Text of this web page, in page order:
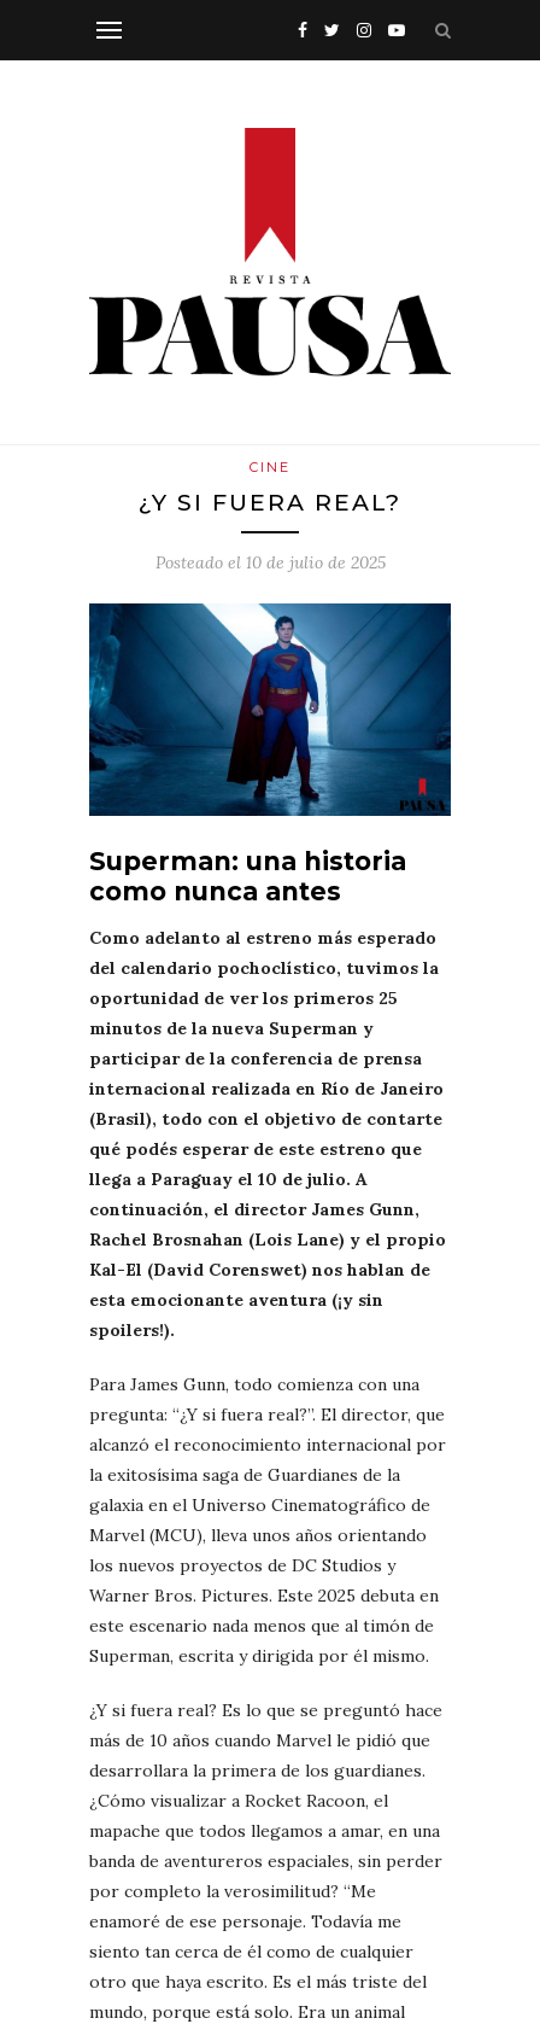
CINE
¿Y SI FUERA REAL?
Posteado el 10 de julio de 2025
Superman: una historia
como nunca antes
Como adelanto al estreno más esperado
del calendario pochoclístico, tuvimos la
oportunidad de ver los primeros 25
minutos de la nueva Superman y
participar de la conferencia de prensa
internacional realizada en Río de Janeiro
(Brasil), todo con el objetivo de contarte
qué podés esperar de este estreno que
llega a Paraguay el 10 de julio. A
continuación, el director James Gunn,
Rachel Brosnahan (Lois Lane) y el propio
Kal-El (David Corenswet) nos hablan de
esta emocionante aventura (¡y sin
spoilers!).
Para James Gunn, todo comienza con una
pregunta: “¿Y si fuera real?”. El director, que
alcanzó el reconocimiento internacional por
la exitosísima saga de Guardianes de la
galaxia en el Universo Cinematográfico de
Marvel (MCU), lleva unos años orientando
los nuevos proyectos de DC Studios y
Warner Bros. Pictures. Este 2025 debuta en
este escenario nada menos que al timón de
Superman, escrita y dirigida por él mismo.
¿Y si fuera real? Es lo que se preguntó hace
más de 10 años cuando Marvel le pidió que
desarrollara la primera de los guardianes.
¿Cómo visualizar a Rocket Racoon, el
mapache que todos llegamos a amar, en una
banda de aventureros espaciales, sin perder
por completo la verosimilitud? “Me
enamoré de ese personaje. Todavía me
siento tan cerca de él como de cualquier
otro que haya escrito. Es el más triste del
mundo, porque está solo. Era un animal